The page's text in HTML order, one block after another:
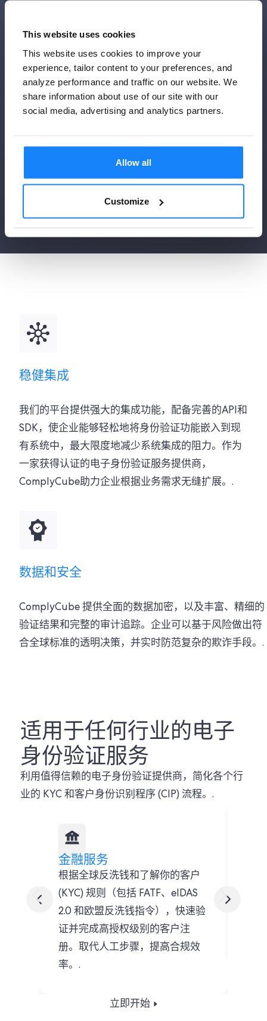
This website uses cookies
This website uses cookies to improve your
experience, tailor content to your preferences, and
analyze performance and traffic on our website. We
share information about use of our site with our
social media, advertising and analytics partners.
Allow all
Customize
立即开始
稳健集成
我们的平台提供强大的集成功能，配备完善的API和
SDK，使企业能够轻松地将身份验证功能嵌入到现
有系统中，最大限度地减少系统集成的阻力。作为
一家获得认证的电子身份验证服务提供商，
ComplyCube助力企业根据业务需求无缝扩展。.
数据和安全
ComplyCube 提供全面的数据加密，以及丰富、精细的
验证结果和完整的审计追踪。企业可以基于风险做出符
合全球标准的透明决策，并实时防范复杂的欺诈手段。.
适用于任何行业的电子
身份验证服务
利用值得信赖的电子身份验证提供商，简化各个行
业的 KYC 和客户身份识别程序 (CIP) 流程。.
金融服务
根据全球反洗钱和了解你的客户
(KYC) 规则（包括 FATF、eIDAS
2.0 和欧盟反洗钱指令），快速验
证并完成高授权级别的客户注
册。取代人工步骤，提高合规效
率。.
立即开始